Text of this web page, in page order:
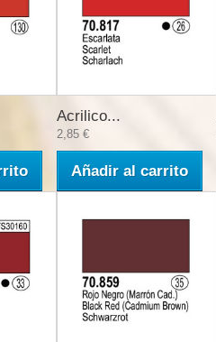
Acrilico...
2,85 €
Añadir al carrito